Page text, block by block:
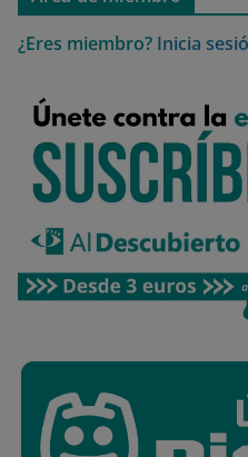
¿Eres miembro? Inicia